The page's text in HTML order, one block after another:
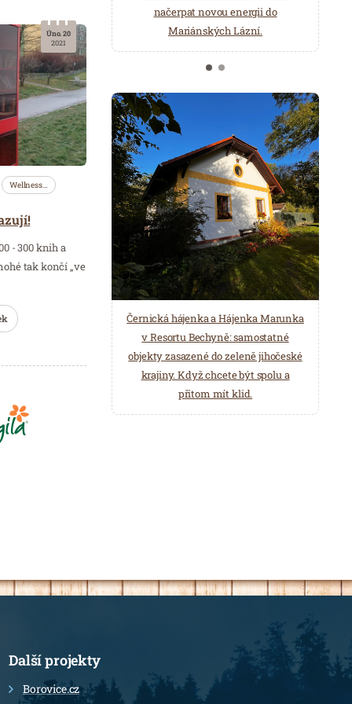
Wellness…
- 300 knih a
tak končí „ve
Úno. 20
2021
načerpat novou energii do
Mariánských Lázní.
Několik druhů saun a různé možnosti
ochlazení.
Černická hájenka a Hájenka Marunka
v Resortu Bechyně: samostatné
objekty zasazené do zeleně jihočeské
krajiny. Když chcete být spolu a
přitom mít klid.
Další projekty
Borovice.cz